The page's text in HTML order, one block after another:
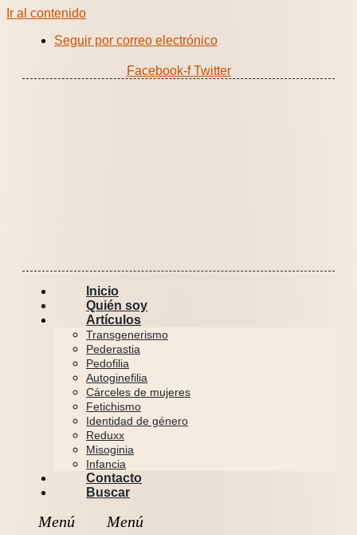
Ir al contenido
Seguir por correo electrónico
Facebook-f Twitter
Inicio
Quién soy
Artículos
Transgenerismo
Pederastia
Pedofilia
Autoginefilia
Cárceles de mujeres
Fetichismo
Identidad de género
Reduxx
Misoginia
Infancia
Contacto
Buscar